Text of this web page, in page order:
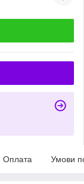
Оплата Умови